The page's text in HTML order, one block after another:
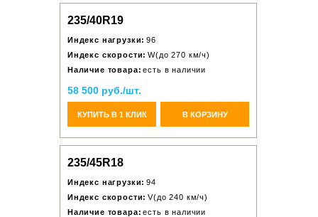
235/40R19
Индекс нагрузки: 96
Индекс скорости: W(до 270 км/ч)
Наличие товара: есть в наличии
58 500 руб./шт.
КУПИТЬ В 1 КЛИК В КОРЗИНУ
235/45R18
Индекс нагрузки: 94
Индекс скорости: V(до 240 км/ч)
Наличие товара: есть в наличии